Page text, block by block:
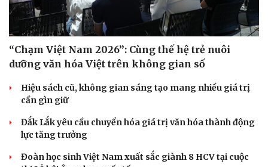
“Chạm Việt Nam 2026”: Cùng thế hệ trẻ nuôi
dưỡng văn hóa Việt trên không gian số
Hiệu sách cũ, không gian sáng tạo mang nhiều giá trị
cần gìn giữ
Đắk Lắk yêu cầu chuyển hóa giá trị văn hóa thành động
lực tăng trưởng
Đoàn học sinh Việt Nam xuất sắc giành 8 HCV tại cuộc